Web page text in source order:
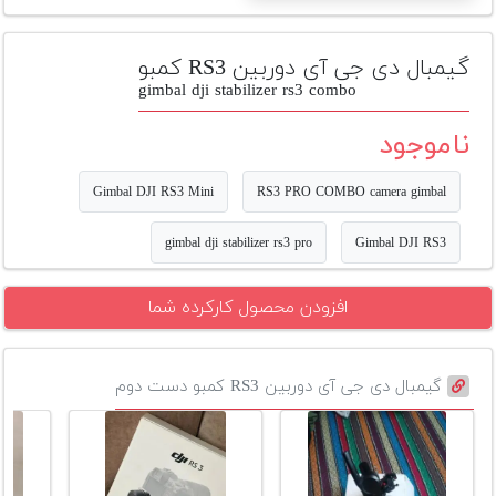
تجهیزات
مکث
پلاس
افزودن
محصول
دست
لیست
قیمت
بله
گیمبال دی جی آی دوربین RS3 کمبو
gimbal dji stabilizer rs3 combo
ناموجود
RS3 PRO COMBO camera gimbal
Gimbal DJI RS3 Mini
Gimbal DJI RS3
gimbal dji stabilizer rs3 pro
افزودن محصول کارکرده شما
گیمبال دی جی آی دوربین RS3 کمبو دست دوم